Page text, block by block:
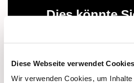
Diese Webseite verwendet Cookies
Wir verwenden Cookies, um
Dies könnte